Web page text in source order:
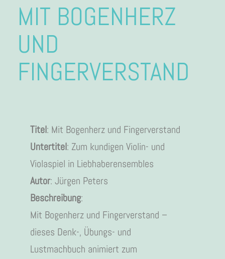
MIT BOGENHERZ
UND
FINGERVERSTAND
Titel: Mit Bogenherz und Fingerverstand
Untertitel: Zum kundigen Violin- und
Violaspiel in Liebhaberensembles
Autor: Jürgen Peters
Beschreibung:
Mit Bogenherz und Fingerverstand –
dieses Denk-, Übungs- und
Lustmachbuch animiert zum